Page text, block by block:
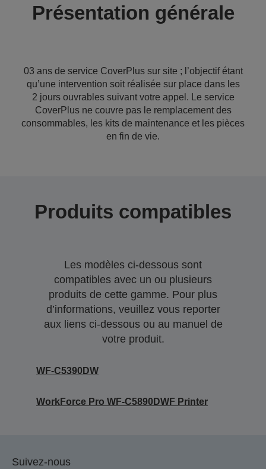
Présentation générale
03 ans de service CoverPlus sur site ; l’objectif étant
qu’une intervention soit réalisée sur place dans les
2 jours ouvrables suivant votre appel. Le service
CoverPlus ne couvre pas le remplacement des
consommables, les kits de maintenance et les pièces
en fin de vie.
Produits compatibles
Les modèles ci-dessous sont
compatibles avec un ou plusieurs
produits de cette gamme. Pour plus
d’informations, veuillez vous reporter
aux liens ci-dessous ou au manuel de
votre produit.
WF-C5390DW
WorkForce Pro WF-C5890DWF Printer
Suivez-nous